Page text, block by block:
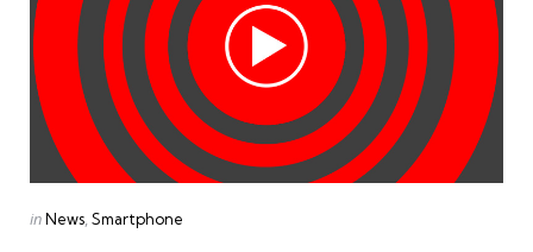
Categories
Posted
inNews Smartphone